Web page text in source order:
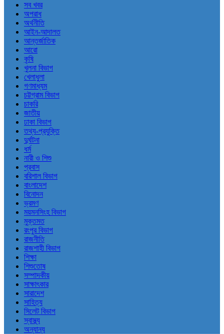
সব খবর
অপরাধ
অর্থনীতি
আইন-আদালত
আন্তর্জাতিক
আরো
কৃষি
খুলনা বিভাগ
খেলাধুলা
গণমাধ্যম
চট্টগ্রাম বিভাগ
চাকরি
জাতীয়
ঢাকা বিভাগ
তথ্য-প্রযুক্তি
দুর্ঘটনা
ধর্ম
নারী ও শিশু
প্রবাস
বরিশাল বিভাগ
বাংলাদেশ
বিনোদন
ভ্রমণ
ময়মনসিংহ বিভাগ
মুক্তমত
রংপুর বিভাগ
রাজনীতি
রাজশাহী বিভাগ
শিক্ষা
শিশুতোষ
সম্পাদকীয়
সাক্ষাৎকার
সারাদেশ
সাহিত্য
সিলেট বিভাগ
স্বাস্থ্য
অন্যান্য